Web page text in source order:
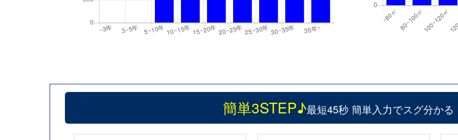
簡単3STEP♪最短45秒 簡単入力でスグ分かる